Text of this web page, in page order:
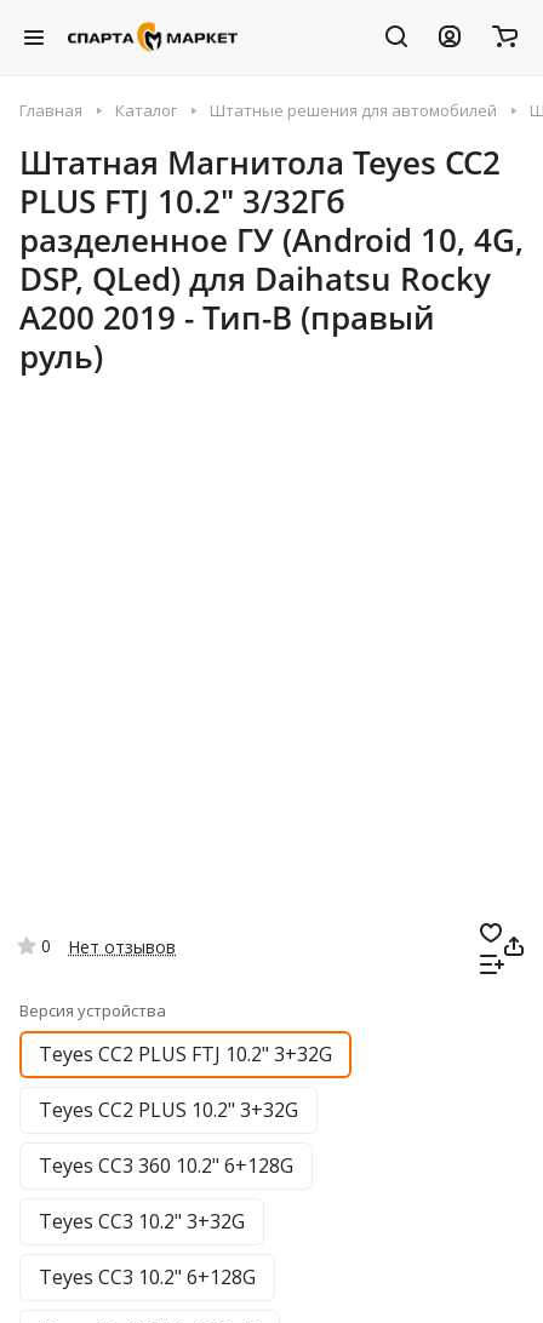
Главная Каталог Штатные решения для автомобилей
Штатная Магнитола Teyes CC2
PLUS FTJ 10.2" 3/32Гб
разделенное ГУ (Android 10, 4G,
DSP, QLed) для Daihatsu Rocky
A200 2019 - Тип-B (правый
руль)
0 Нет отзывов
Версия устройства
Teyes CC2 PLUS FTJ 10.2" 3+32G
Teyes CC2 PLUS 10.2" 3+32G
Teyes CC3 360 10.2" 6+128G
Teyes CC3 10.2" 3+32G
Teyes CC3 10.2" 6+128G